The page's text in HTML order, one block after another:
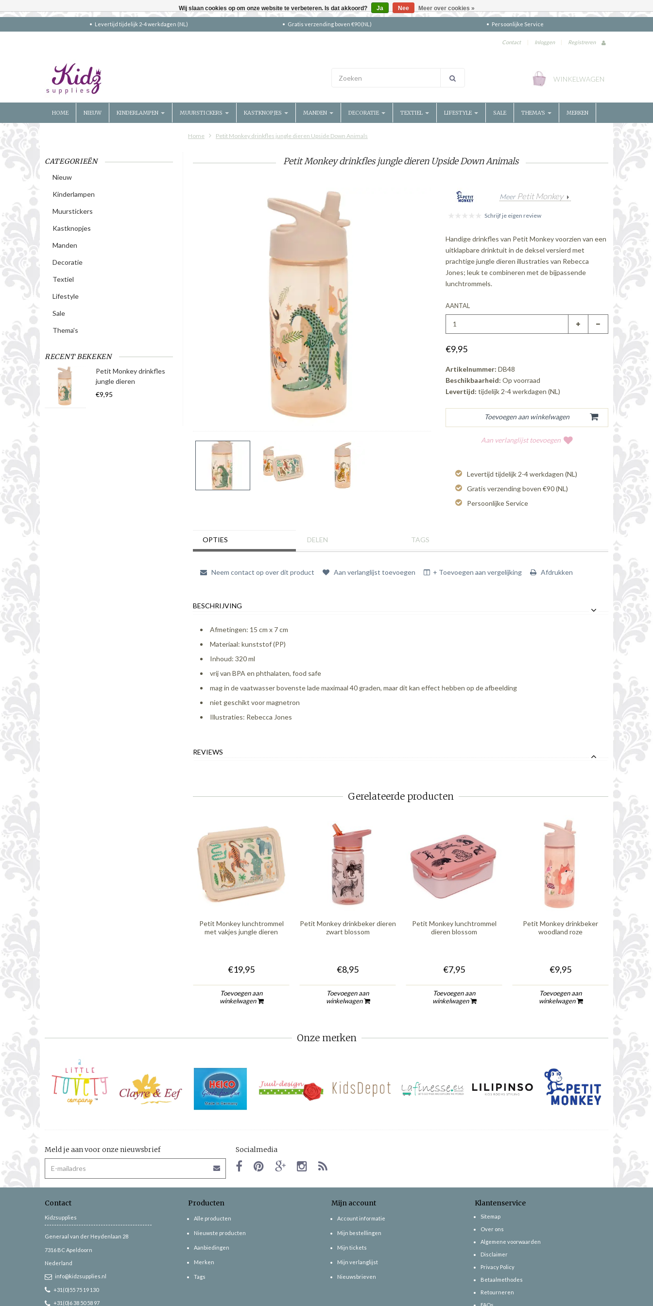
Levertijd tijdelijk 2-4 werkdagen (NL) Gratis verzending boven €90 (NL) Persoonlijke Service
Contact | Inloggen | Registreren
WINKELWAGEN
HOME NIEUW KINDERLAMPEN MUURSTICKERS KASTKNOPJES MANDEN DECORATIE TEXTIEL LIFESTYLE SALE THEMA'S MERKEN
Home Petit Monkey drinkfles jungle dieren Upside Down Animals
CATEGORIEËN
Nieuw
Kinderlampen
Muurstickers
Kastknopjes
Manden
Decoratie
Textiel
Lifestyle
Sale
Thema's
RECENT BEKEKEN
Petit Monkey drinkfles
jungle dieren
€9,95
Petit Monkey drinkfles jungle dieren Upside Down Animals
Meer Petit Monkey
Schrijf je eigen review
Handige drinkfles van Petit Monkey voorzien van een
uitklapbare drinktuit in de deksel versierd met
prachtige jungle dieren illustraties van Rebecca
Jones; leuk te combineren met de bijpassende
lunchtrommels.
AANTAL
€9,95
Artikelnummer: DB48
Beschikbaarheid: Op voorraad
Levertijd: tijdelijk 2-4 werkdagen (NL)
Aan verlanglijst toevoegen
Levertijd tijdelijk 2-4 werkdagen (NL)
Gratis verzending boven €90 (NL)
Persoonlijke Service
OPTIES DELEN TAGS
Neem contact op over dit product Aan verlanglijst toevoegen + Toevoegen aan vergelijking Afdrukken
BESCHRIJVING
Afmetingen: 15 cm x 7 cm
Materiaal: kunststof (PP)
Inhoud: 320 ml
vrij van BPA en phthalaten, food safe
mag in de vaatwasser bovenste lade maximaal 40 graden, maar dit kan effect hebben op de afbeelding
niet geschikt voor magnetron
Illustraties: Rebecca Jones
REVIEWS
Gerelateerde producten
Petit Monkey lunchtrommel
met vakjes jungle dieren
€19,95
Toevoegen aan
winkelwagen
Petit Monkey drinkbeker dieren
zwart blossom
€8,95
Toevoegen aan
winkelwagen
Petit Monkey lunchtrommel
dieren blossom
€7,95
Toevoegen aan
winkelwagen
Petit Monkey drinkbeker
woodland roze
€9,95
Toevoegen aan
winkelwagen
Petit
met
Onze merken
Meld je aan voor onze nieuwsbrief Socialmedia
Contact
Kidzsupplies
Generaal van der Heydenlaan 28
7316 BC Apeldoorn
Nederland
info@kidzsupplies.nl
+31(0)55 75 19 130
+31(0)6 38 50 58 97
Producten
Alle producten
Nieuwste producten
Aanbiedingen
Merken
Tags
Mijn account
Account informatie
Mijn bestellingen
Mijn tickets
Mijn verlanglijst
Nieuwsbrieven
Klantenservice
Sitemap
Over ons
Algemene voorwaarden
Disclaimer
Privacy Policy
Betaalmethodes
Retourneren
FAQs
Wij slaan cookies op om onze website te verbeteren. Is dat akkoord? Ja Nee Meer over cookies »